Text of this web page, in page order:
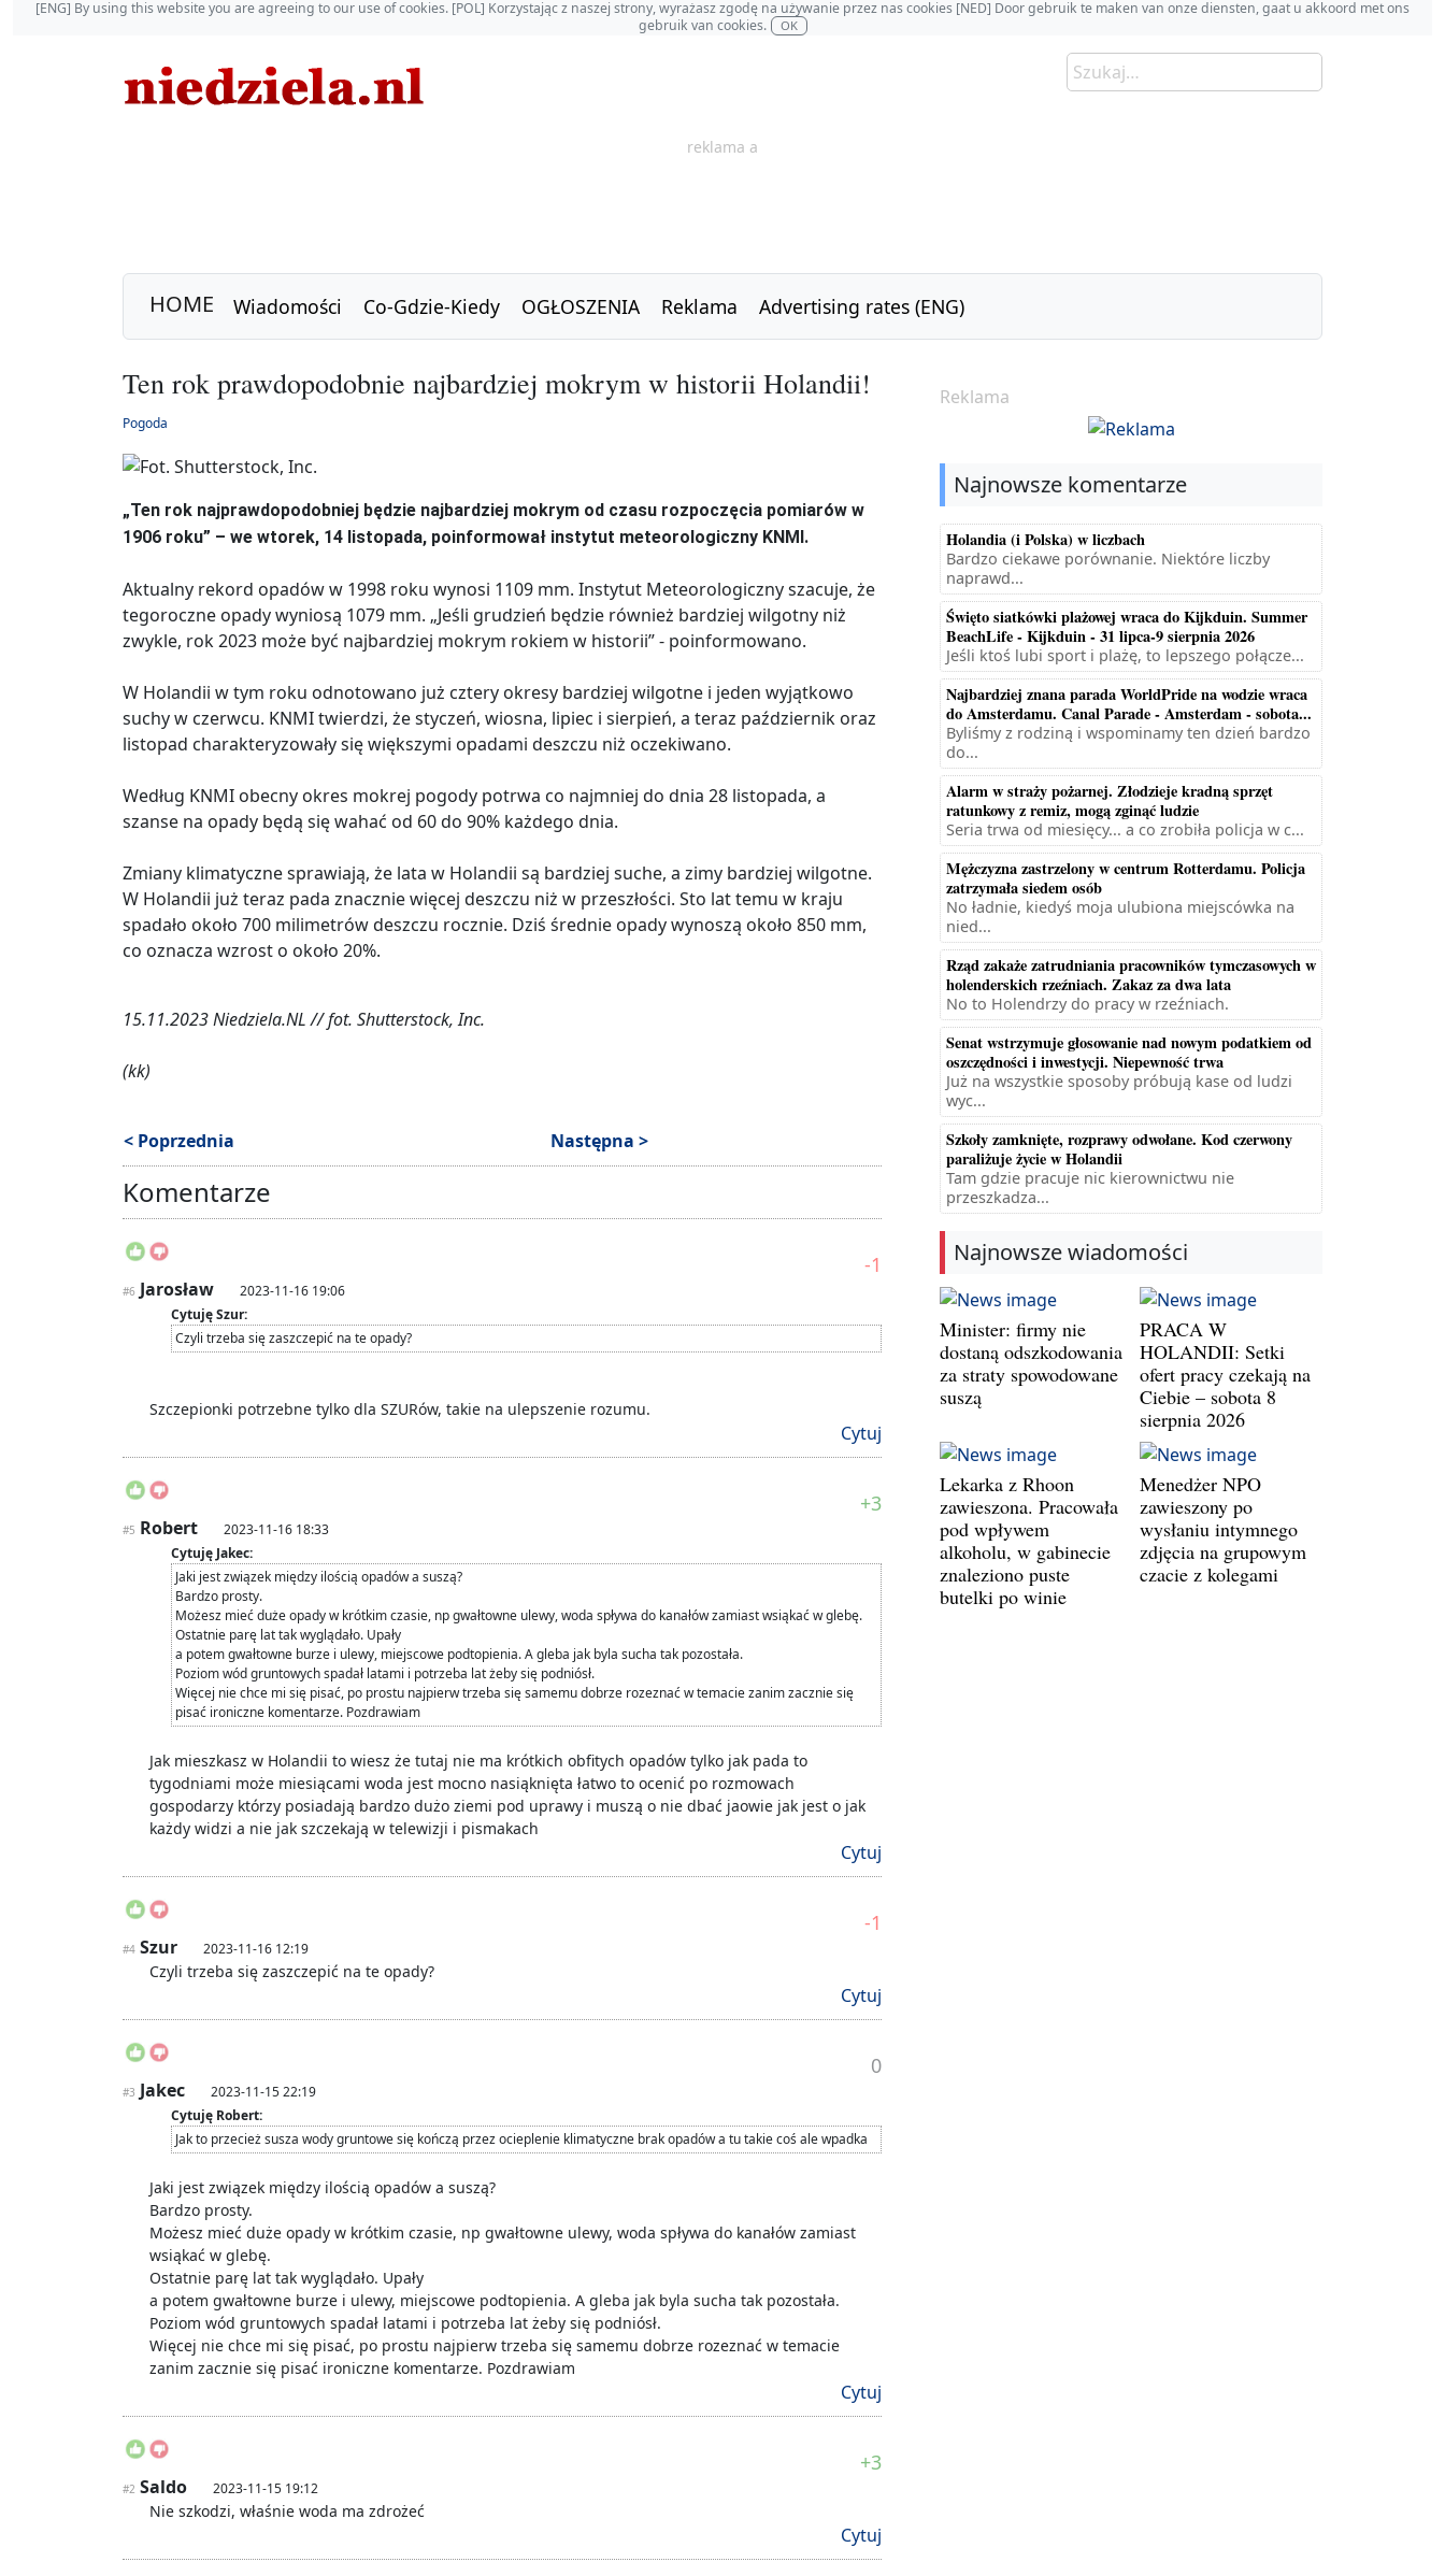
[ENG] By using this website you are agreeing to our use of cookies. [POL] Korzystając z naszej strony, wyrażasz zgodę na używanie przez nas cookies [NED] Door gebruik te maken van onze diensten, gaat u akkoord met ons
gebruik van cookies.
OK
reklama a
HOME Wiadomości Co-Gdzie-Kiedy OGŁOSZENIA Reklama Advertising rates (ENG)
Ten rok prawdopodobnie najbardziej mokrym w historii Holandii!
Pogoda
„Ten rok najprawdopodobniej będzie najbardziej mokrym od czasu rozpoczęcia pomiarów w
1906 roku” – we wtorek, 14 listopada, poinformował instytut meteorologiczny KNMI.
Aktualny rekord opadów w 1998 roku wynosi 1109 mm. Instytut Meteorologiczny szacuje, że
tegoroczne opady wyniosą 1079 mm. „Jeśli grudzień będzie również bardziej wilgotny niż
zwykle, rok 2023 może być najbardziej mokrym rokiem w historii” - poinformowano.
W Holandii w tym roku odnotowano już cztery okresy bardziej wilgotne i jeden wyjątkowo
suchy w czerwcu. KNMI twierdzi, że styczeń, wiosna, lipiec i sierpień, a teraz październik oraz
listopad charakteryzowały się większymi opadami deszczu niż oczekiwano.
Według KNMI obecny okres mokrej pogody potrwa co najmniej do dnia 28 listopada, a
szanse na opady będą się wahać od 60 do 90% każdego dnia.
Zmiany klimatyczne sprawiają, że lata w Holandii są bardziej suche, a zimy bardziej wilgotne.
W Holandii już teraz pada znacznie więcej deszczu niż w przeszłości. Sto lat temu w kraju
spadało około 700 milimetrów deszczu rocznie. Dziś średnie opady wynoszą około 850 mm,
co oznacza wzrost o około 20%.
15.11.2023 Niedziela.NL // fot. Shutterstock, Inc.
(kk)
< Poprzednia Następna >
Komentarze
-1
#6 Jarosław
2023-11-16 19:06
Cytuję Szur:
Czyli trzeba się zaszczepić na te opady?
Szczepionki potrzebne tylko dla SZURów, takie na ulepszenie rozumu.
Cytuj
+3
#5 Robert
2023-11-16 18:33
Cytuję Jakec:
Jaki jest związek między ilością opadów a suszą?
Bardzo prosty.
Możesz mieć duże opady w krótkim czasie, np gwałtowne ulewy, woda spływa do kanałów zamiast wsiąkać w glebę.
Ostatnie parę lat tak wyglądało. Upały
a potem gwałtowne burze i ulewy, miejscowe podtopienia. A gleba jak byla sucha tak pozostała.
Poziom wód gruntowych spadał latami i potrzeba lat żeby się podniósł.
Więcej nie chce mi się pisać, po prostu najpierw trzeba się samemu dobrze rozeznać w temacie zanim zacznie się
pisać ironiczne komentarze. Pozdrawiam
Jak mieszkasz w Holandii to wiesz że tutaj nie ma krótkich obfitych opadów tylko jak pada to
tygodniami może miesiącami woda jest mocno nasiąknięta łatwo to ocenić po rozmowach
gospodarzy którzy posiadają bardzo dużo ziemi pod uprawy i muszą o nie dbać jaowie jak jest o jak
każdy widzi a nie jak szczekają w telewizji i pismakach
Cytuj
-1
#4 Szur 2023-11-16 12:19
Czyli trzeba się zaszczepić na te opady?
Cytuj
0
#3 Jakec
2023-11-15 22:19
Cytuję Robert:
Jak to przecież susza wody gruntowe się kończą przez ocieplenie klimatyczne brak opadów a tu takie coś ale wpadka
Jaki jest związek między ilością opadów a suszą?
Bardzo prosty.
Możesz mieć duże opady w krótkim czasie, np gwałtowne ulewy, woda spływa do kanałów zamiast
wsiąkać w glebę.
Ostatnie parę lat tak wyglądało. Upały
a potem gwałtowne burze i ulewy, miejscowe podtopienia. A gleba jak byla sucha tak pozostała.
Poziom wód gruntowych spadał latami i potrzeba lat żeby się podniósł.
Więcej nie chce mi się pisać, po prostu najpierw trzeba się samemu dobrze rozeznać w temacie
zanim zacznie się pisać ironiczne komentarze. Pozdrawiam
Cytuj
+3
#2 Saldo 2023-11-15 19:12
Nie szkodzi, właśnie woda ma zdrożeć
Cytuj
Reklama
Najnowsze komentarze
Holandia (i Polska) w liczbach
Bardzo ciekawe porównanie. Niektóre liczby
naprawd...
Święto siatkówki plażowej wraca do Kijkduin. Summer
BeachLife - Kijkduin - 31 lipca-9 sierpnia 2026
Jeśli ktoś lubi sport i plażę, to lepszego połącze...
Najbardziej znana parada WorldPride na wodzie wraca
do Amsterdamu. Canal Parade - Amsterdam - sobota...
Byliśmy z rodziną i wspominamy ten dzień bardzo
do...
Alarm w straży pożarnej. Złodzieje kradną sprzęt
ratunkowy z remiz, mogą zginąć ludzie
Seria trwa od miesięcy... a co zrobiła policja w c...
Mężczyzna zastrzelony w centrum Rotterdamu. Policja
zatrzymała siedem osób
No ładnie, kiedyś moja ulubiona miejscówka na
nied...
Rząd zakaże zatrudniania pracowników tymczasowych w
holenderskich rzeźniach. Zakaz za dwa lata
No to Holendrzy do pracy w rzeźniach.
Senat wstrzymuje głosowanie nad nowym podatkiem od
oszczędności i inwestycji. Niepewność trwa
Już na wszystkie sposoby próbują kase od ludzi
wyc...
Szkoły zamknięte, rozprawy odwołane. Kod czerwony
paraliżuje życie w Holandii
Tam gdzie pracuje nic kierownictwu nie
przeszkadza...
Najnowsze wiadomości
Minister: firmy nie
dostaną odszkodowania
za straty spowodowane
suszą
PRACA W
HOLANDII: Setki
ofert pracy czekają na
Ciebie – sobota 8
sierpnia 2026
Lekarka z Rhoon
zawieszona. Pracowała
pod wpływem
alkoholu, w gabinecie
znaleziono puste
butelki po winie
Menedżer NPO
zawieszony po
wysłaniu intymnego
zdjęcia na grupowym
czacie z kolegami